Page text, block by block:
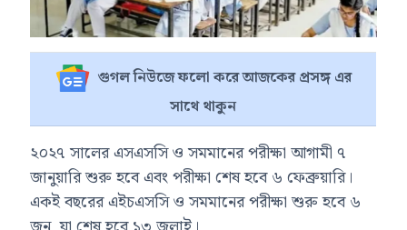
গুগল নিউজে ফলো করে আজকের প্রসঙ্গ এর
সাথে থাকুন
২০২৭ সালের এসএসসি ও সমমানের পরীক্ষা আগামী ৭
জানুয়ারি শুরু হবে এবং পরীক্ষা শেষ হবে ৬ ফেব্রুয়ারি।
একই বছরের এইচএসসি ও সমমানের পরীক্ষা শুরু হবে ৬